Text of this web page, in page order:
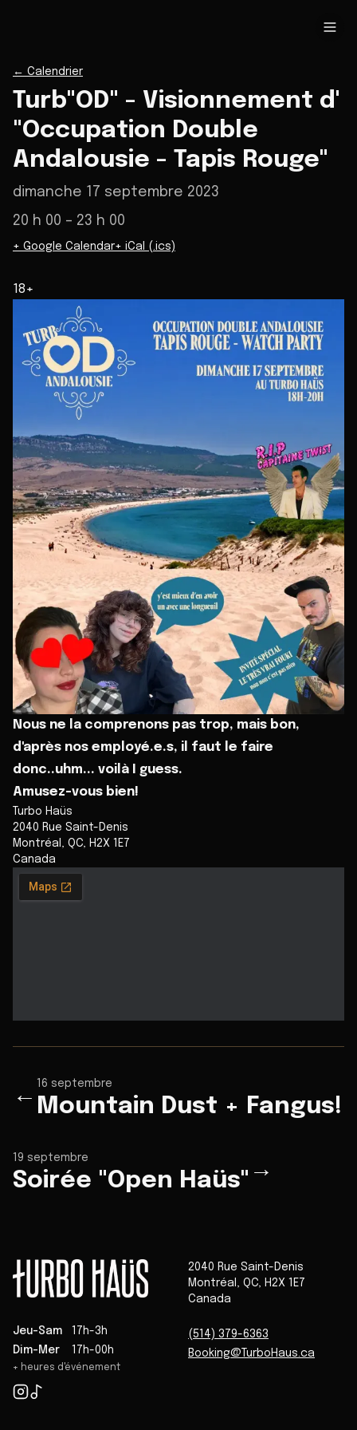
← Calendrier
Turb"OD" - Visionnement d'
"Occupation Double
Andalousie - Tapis Rouge"
dimanche 17 septembre 2023
20 h 00 – 23 h 00
+ Google Calendar+ iCal (.ics)
18+
Nous ne la comprenons pas trop, mais bon,
d'après nos employé.e.s, il faut le faire
donc..uhm... voilà I guess.
Amusez-vous bien!
Turbo Haüs
2040 Rue Saint-Denis
Montréal , QC, H2X 1E7
Canada
←
16 septembre
Mountain Dust + Fangus!
19 septembre
Soirée "Open Haüs" →
Jeu-Sam
17h-3h
Dim-Mer
17h-00h
+ heures d'événement
2040 Rue Saint-Denis
Montréal , QC, H2X 1E7
Canada
(514) 379-6363
Booking@TurboHaus.ca